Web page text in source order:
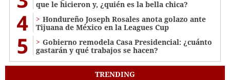
que le hicieron y, ¿quién es la bella chica?
4
Hondureño Joseph Rosales anota golazo ante
Tijuana de México en la Leagues Cup
5
Gobierno remodela Casa Presidencial: ¿cuánto
gastarán y qué trabajos se hacen?
TRENDING